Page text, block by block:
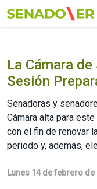
Ir al menú principal
La Cámara
Sesión
Senadoras y
Cámara alta para
con el fin de renovar
periodo y, además,
Lunes 14 de febrero de